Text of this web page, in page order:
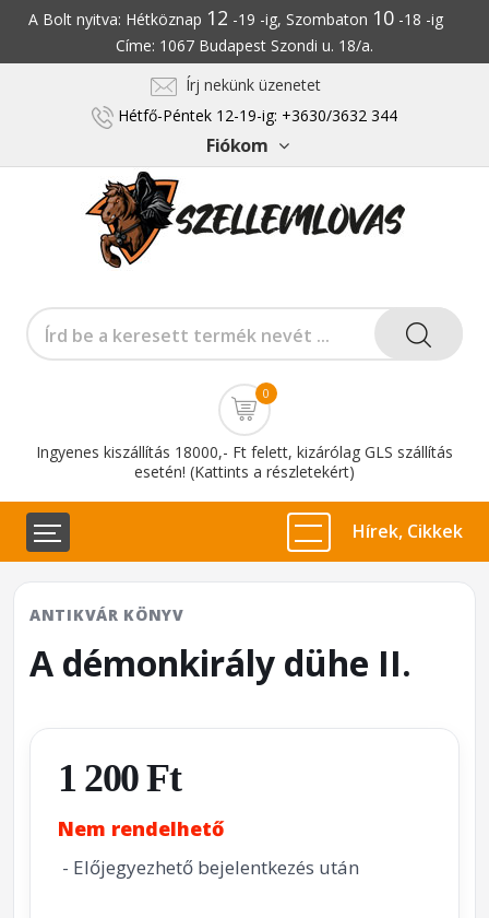
A Bolt nyitva: Hétköznap 12 -19 -ig, Szombaton 10-18 -ig
Címe: 1067 Budapest Szondi u. 18/a.
Írj nekünk üzenetet
Hétfő-Péntek 12-19-ig: +3630/3632 344
Fiókom
0
Ingyenes kiszállítás 18000,- Ft felett, kizárólag GLS szállítás
esetén! (Kattints a részletekért)
Hírek, Cikkek
ANTIKVÁR KÖNYV
A démonkirály dühe II.
1 200 Ft
Nem rendelhető
- Előjegyezhető bejelentkezés után